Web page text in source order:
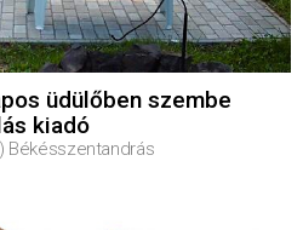
üdülőben szembe
kiadó
Békésszentandrás